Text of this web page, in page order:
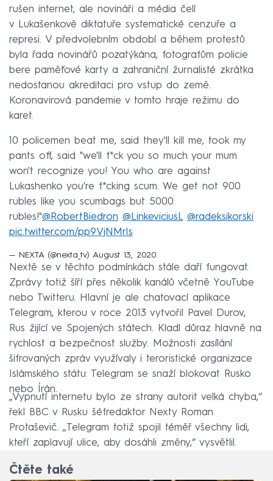
rušen internet, ale novináři a média čelí
v Lukašenkově diktatuře systematické cenzuře a
represi. V předvolebním období a během protestů
byla řada novinářů pozatýkána, fotografům policie
bere paměťové karty a zahraniční žurnalisté zkrátka
nedostanou akreditaci pro vstup do země.
Koronavirová pandemie v tomto hraje režimu do
karet.
10 policemen beat me, said they'll kill me, took my
pants off, said "we'll f*ck you so much your mum
won't recognize you! You who are against
Lukashenko you're f*cking scum. We get not 900
rubles like you scumbags but 5000
rubles!"@RobertBiedron @LinkeviciusL @radeksikorski
pic.twitter.com/pp9VjNMrIs
— NEXTA (@nexta_tv) August 13, 2020
Nextě se v těchto podmínkách stále daří fungovat.
Zprávy totiž šíří přes několik kanálů včetně YouTube
nebo Twitteru. Hlavní je ale chatovací aplikace
Telegram, kterou v roce 2013 vytvořil Pavel Durov,
Rus žijící ve Spojených státech. Kladl důraz hlavně na
rychlost a bezpečnost služby. Možnosti zasílání
šifrovaných zpráv využívaly i teroristické organizace
Islámského státu. Telegram se snaží blokovat Rusko
nebo Írán.
„Vypnutí internetu bylo ze strany autorit velká chyba,“
řekl BBC v Rusku šéfredaktor Nexty Roman
Protaševič. „Telegram totiž spojil téměř všechny lidi,
kteří zaplavují ulice, aby dosáhli změny,“ vysvětlil.
Čtěte také